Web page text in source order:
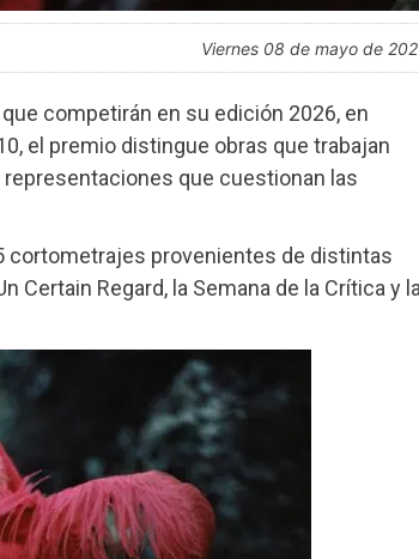
viernes 08 de mayo de
competirán en su edición 2026, en
el premio distingue obras que trabajan
que cuestionan las
cortometrajes provenientes de distintas
Certain Regard, la Semana de la Crítica y